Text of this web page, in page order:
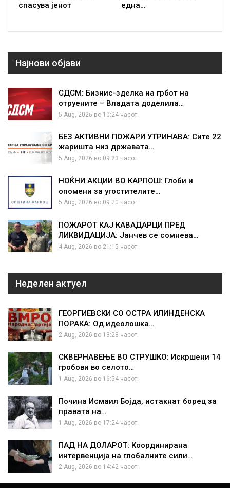
спасува јенот
една…
Најнови објави
СДСМ: Бизнис-зделка на грбот на
отруените – Владата доделила…
5 Aug, 2026 во 10:24 часот.
БЕЗ АКТИВНИ ПОЖАРИ УТРИНАВА: Сите 22
жаришта низ државата…
5 Aug, 2026 во 09:23 часот.
НОЌНИ АКЦИИ ВО КАРПОШ: Глоби и
опомени за угостителите…
5 Aug, 2026 во 09:20 часот.
ПОЖАРОТ КАЈ КАВАДАРЦИ ПРЕД
ЛИКВИДАЦИЈА: Јанчев се сомнева…
4 Aug, 2026 во 21:15 часот.
Неделен актуел
ГЕОРГИЕВСКИ СО ОСТРА ИЛИНДЕНСКА
ПОРАКА: Од идеолошка…
2 Aug, 2026 во 13:28 часот.
СКВЕРНАВЕЊЕ ВО СТРУШКО: Искршени 14
гробови во селото…
1 Aug, 2026 во 16:54 часот.
Почина Исмаил Бојда, истакнат борец за
правата на…
1 Aug, 2026 во 17:24 часот.
ПАД НА ДОЛАРОТ: Координирана
интервенција на глобалните сили…
2 Aug, 2026 во 14:42 часот.